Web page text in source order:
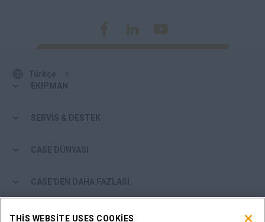
EKIPMAN
SERVİS & DESTEK
CASE DÜNYASI
CASE'DEN DAHA FAZLASI
ALIŞVERİŞ ARAÇLARI
THIS WEBSITE USES COOKIES